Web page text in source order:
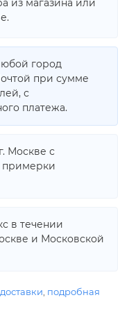
город
при сумме
с
платежа.
Москве с
примерки
в течении
и Московской
доставки подробная